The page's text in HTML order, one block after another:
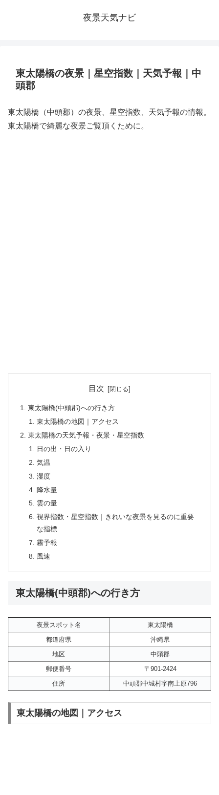
夜景天気ナビ
東太陽橋の夜景｜星空指数｜天気予報｜中
頭郡
東太陽橋（中頭郡）の夜景、星空指数、天気予報の情報。
東太陽橋で綺麗な夜景ご覧頂くために。
目次
東太陽橋(中頭郡)への行き方
東太陽橋の地図｜アクセス
東太陽橋の天気予報・夜景・星空指数
日の出・日の入り
気温
湿度
降水量
雲の量
視界指数・星空指数｜きれいな夜景を見るのに重要
な指標
霧予報
風速
東太陽橋(中頭郡)への行き方
夜景スポット名
東太陽橋
都道府県
沖縄県
地区
中頭郡
郵便番号
〒901-2424
住所
中頭郡中城村字南上原796
東太陽橋の地図｜アクセス